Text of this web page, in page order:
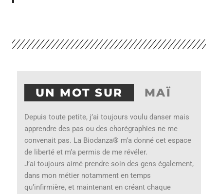
UN MOT SUR MAÏ
Depuis toute petite, j’ai toujours voulu danser mais
apprendre des pas ou des chorégraphies ne me
convenait pas. La Biodanza® m’a donné cet espace
de liberté et m’a permis de me révéler.
J’ai toujours aimé prendre soin des gens également,
dans mon métier notamment en temps
qu’infirmière, et maintenant en créant chaque